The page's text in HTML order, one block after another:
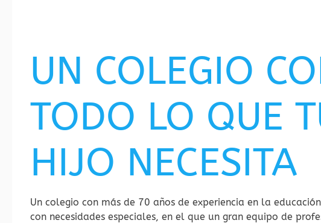
UN COLEGIO
TODO LO QUE
HIJO NECESITA
Un colegio con más de 70 años de experiencia en la
con necesidades especiales, en el que un gran equipo de